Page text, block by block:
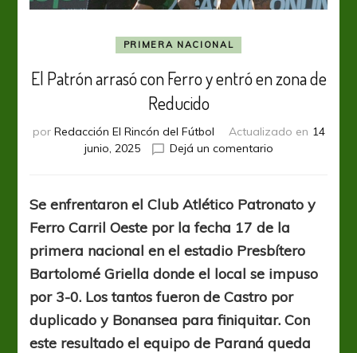
PRIMERA NACIONAL
El Patrón arrasó con Ferro y entró en zona de
Reducido
por Redacción El Rincón del Fútbol Actualizado en 14
junio, 2025
Dejá un comentarioen
arrasó
con
Ferro
y
en
zona
de
Se enfrentaron el Club Atlético Patronato y
Ferro Carril Oeste por la fecha 17 de la
primera nacional en el estadio Presbítero
Bartolomé Griella donde el local se impuso
por 3-0. Los tantos fueron de Castro por
duplicado y Bonansea para finiquitar. Con
este resultado el equipo de Paraná queda